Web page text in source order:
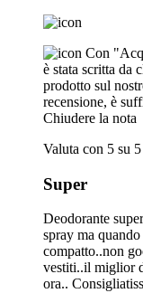
Con
è stata scritta da
prodotto sul
recensione, è
Chiudere la nota
Valuta con 5 su
Super
Deodorante
spray ma
compatto..non
vestiti..il miglior
ora..